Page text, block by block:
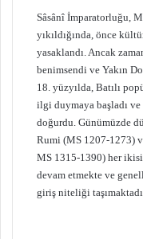
Sâsânî İmparatorluğu,
yıkıldığında, önce
yasaklandı. Ancak
benimsendi ve Yakın
18. yüzyılda, Batılı
ilgi duymaya başladı
doğurdu. Günümüzde
Rumi (MS 1207-1273)
MS 1315-1390) her ikisi
devam etmekte ve
giriş niteliği